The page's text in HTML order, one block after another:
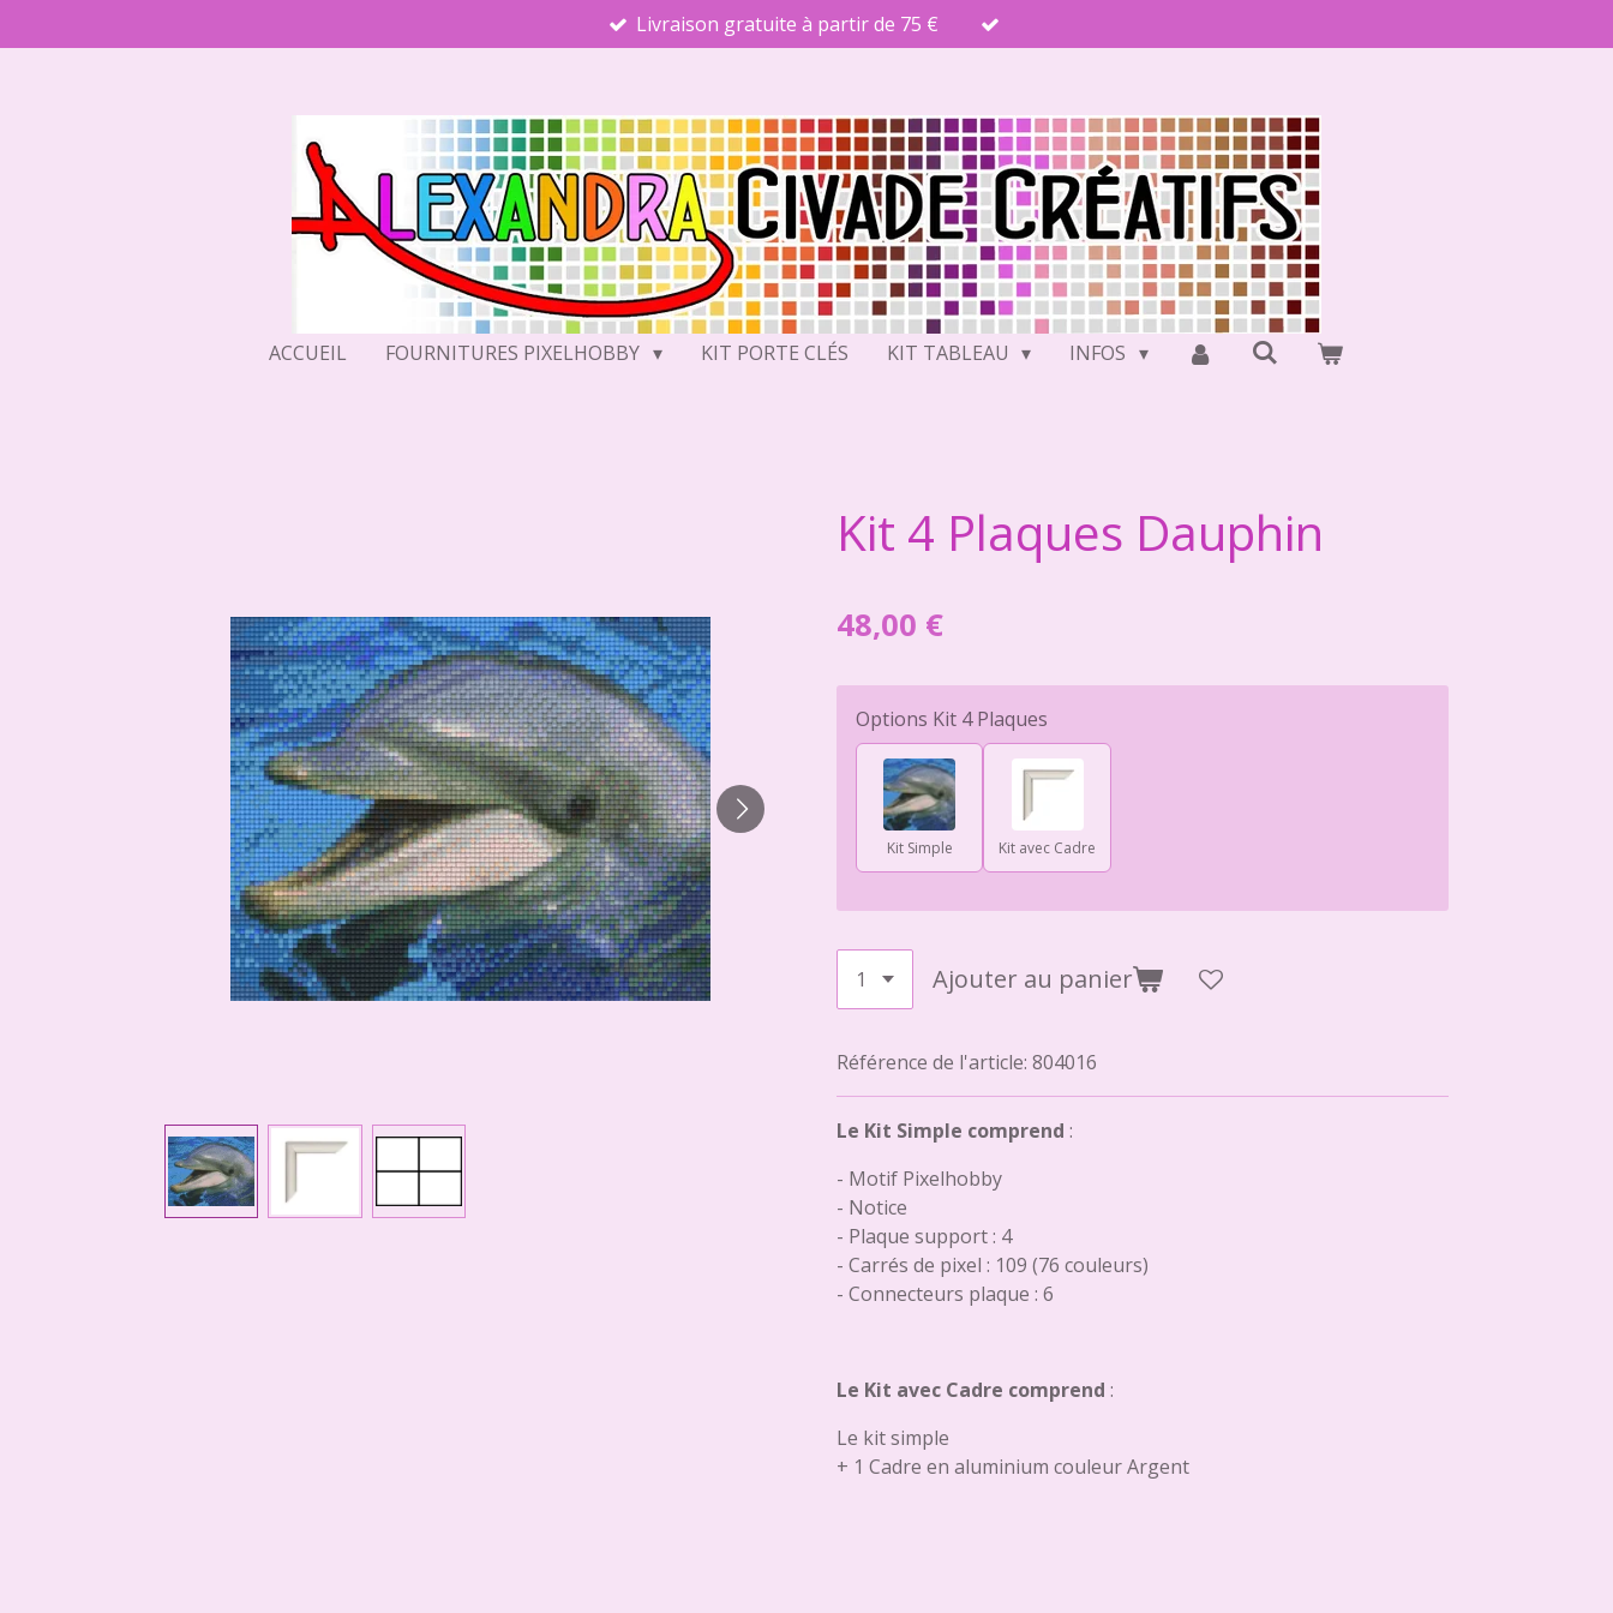
au
Livraison gratuite à partir de 75 €
ACCUEIL FOURNITURES PIXELHOBBY KIT PORTE CLÉS KIT TABLEAU INFOS
Kit 4 Plaques Dauphin
48,00 €
Options Kit 4 Plaques
Kit Simple Kit avec Cadre
Ajouter au panier
Référence de l'article: 804016
Le Kit Simple comprend :
- Motif Pixelhobby
- Notice
- Plaque support : 4
- Carrés de pixel : 109 (76 couleurs)
- Connecteurs plaque : 6
Le Kit avec Cadre comprend :
Le kit simple
+ 1 Cadre en aluminium couleur Argent